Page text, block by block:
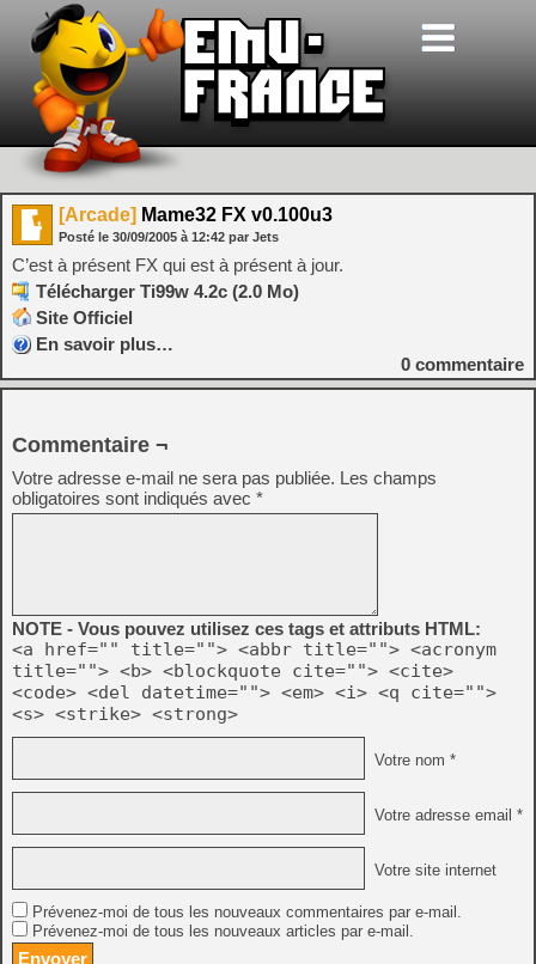
[Arcade] Mame32 FX v0.100u3
Posté le 30/09/2005 à 12:42 par Jets
C’est à présent FX qui est à présent à jour.
Télécharger Ti99w 4.2c (2.0 Mo)
Site Officiel
En savoir plus…
0 commentaire
Commentaire ¬
Votre adresse e-mail ne sera pas publiée. Les champs
obligatoires sont indiqués avec *
NOTE - Vous pouvez utilisez ces tags et attributs HTML:
<a href="" title=""> <abbr title=""> <acronym
title=""> <b> <blockquote cite=""> <cite>
<code> <del datetime=""> <em> <i> <q cite="">
<s> <strike> <strong>
Votre nom *
Votre adresse email *
Votre site internet
Prévenez-moi de tous les nouveaux commentaires par e-mail.
Prévenez-moi de tous les nouveaux articles par e-mail.